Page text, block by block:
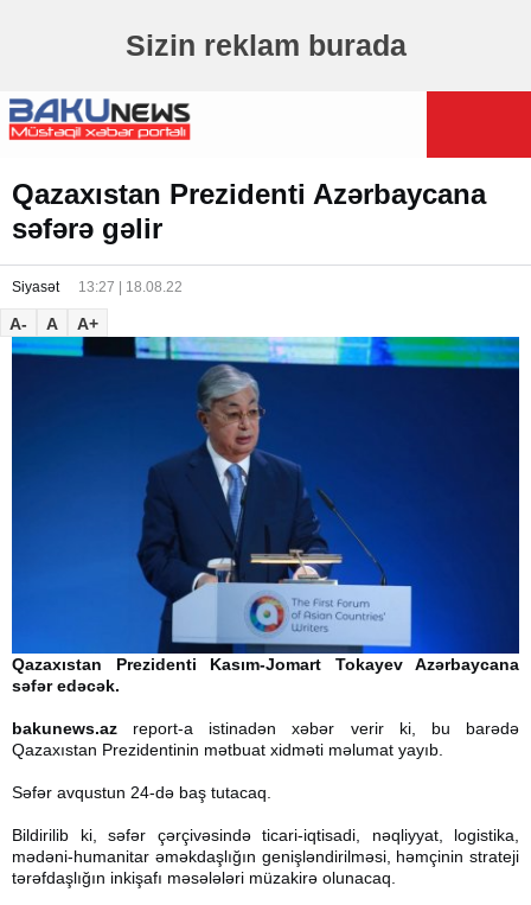
Sizin reklam burada
Qazaxıstan Prezidenti Azərbaycana
səfərə gəlir
Siyasət 13:27 | 18.08.22
A- A A+
Qazaxıstan Prezidenti Kasım-Jomart Tokayev Azərbaycana
səfər edəcək.
bakunews.az report-a istinadən xəbər verir ki, bu barədə
Qazaxıstan Prezidentinin mətbuat xidməti məlumat yayıb.
Səfər avqustun 24-də baş tutacaq.
Bildirilib ki, səfər çərçivəsində ticari-iqtisadi, nəqliyyat, logistika,
mədəni-humanitar əməkdaşlığın genişləndirilməsi, həmçinin strateji
tərəfdaşlığın inkişafı məsələləri müzakirə olunacaq.